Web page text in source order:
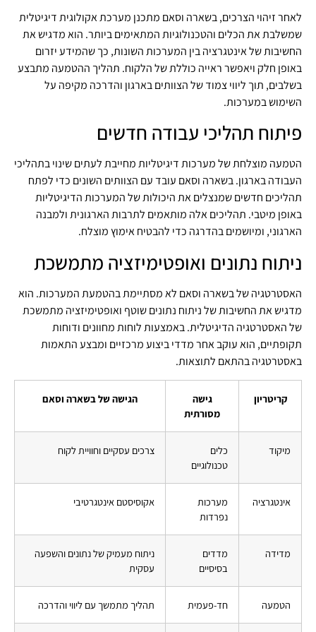
לאחר זיהוי הצרכים, בשארה וסאם מתכנן מערכת אקולוגית דיגיטלית
שמשלבת את הכלים והטכנולוגיות המתאימים ביותר. הוא מדגיש את
החשיבות של אינטגרציה בין המערכות השונות, כך שהמידע יזרום
באופן חלק ויאפשר ראייה כוללת של הלקוח. תהליך ההטמעה מתבצע
בשלבים, תוך ליווי צמוד של הצוותים בארגון והדרכה מקיפה על
השימוש במערכות.
פיתוח תהליכי עבודה חדשים
הטמעה מוצלחת של מערכות דיגיטליות מחייבת לעתים שינוי בתהליכי
העבודה בארגון. בשארה וסאם עובד עם הצוותים השונים כדי לפתח
תהליכים חדשים שמנצלים את היכולות של המערכות הדיגיטליות
באופן מיטבי. תהליכים אלה מותאמים לתרבות הארגונית ולמבנה
הארגוני, ומיושמים בהדרגה כדי להבטיח אימוץ מוצלח.
ניתוח נתונים ואופטימיזציה מתמשכת
האסטרטגיה של בשארה וסאם לא מסתיימת בהטמעת המערכות. הוא
מדגיש את החשיבות של ניתוח נתונים שוטף ואופטימיזציה מתמשכת
של האסטרטגיה הדיגיטלית. באמצעות לוחות מחוונים ודוחות
תקופתיים, הוא עוקב אחר מדדי ביצוע מרכזיים ומבצע התאמות
באסטרטגיה בהתאם לתוצאות.
קריטריון
גישה
מסורתית
הגישה של בשארה וסאם
מיקוד
כלים
טכנולוגיים
צרכים עסקיים וחוויית לקוח
אינטגרציה
מערכות
נפרדות
אקוסיסטם אינטגרטיבי
מדידה
מדדים
בסיסיים
ניתוח מעמיק של נתונים והשפעה
עסקית
הטמעה חד-פעמית תהליך מתמשך עם ליווי והדרכה